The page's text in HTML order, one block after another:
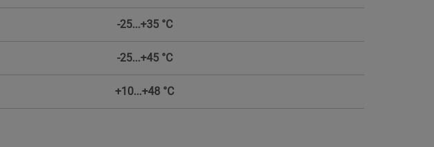
-25...+35 °С
-25...+45 °С
+10...+48 °С